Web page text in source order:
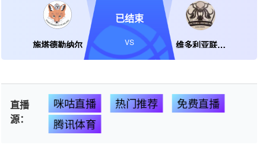
施塔德勒纳尔 维多利亚联林贝
已结束
VS
直播
源：
咪咕直播 热门推荐
免费直播
腾讯体育